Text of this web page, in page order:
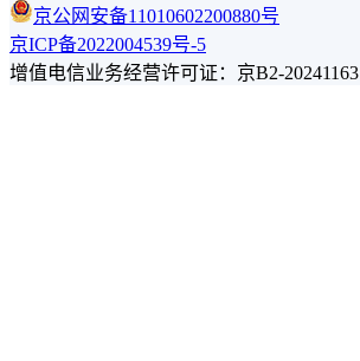
京公网安备11010602200880号
京ICP备2022004539号-5
增值电信业务经营许可证：京B2-20241163